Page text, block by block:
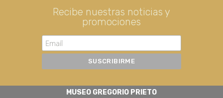
CERTAMEN DE DIBUJO
FUNDACIÓN
TIENDA
NOTICIAS
Recibe nuestras noticias y
promociones
MUSEO GREGORIO PRIETO